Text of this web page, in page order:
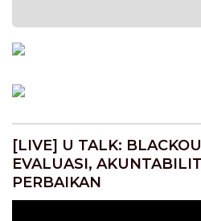
[LIVE] U TALK:
EVALUASI,
PERBAIKAN